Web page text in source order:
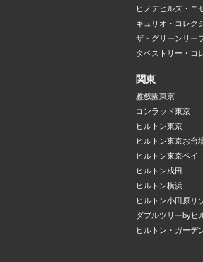
ヒノデヒルズ・ニ
キュリオ・コレク
ザ・グリーンリー
タペストリー・コ
関東
雅叙園東京
コンラッド東京
ヒルトン東京
ヒルトン東京お台
ヒルトン東京ベイ
ヒルトン成田
ヒルトン横浜
ヒルトン小田原リ
ダブルツリーbyヒ
ヒルトン・ガーデ